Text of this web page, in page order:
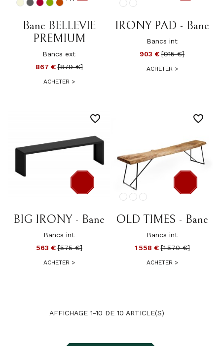
Banc BELLEVIE
PREMIUM
Bancs ext
867 €[879 €]
ACHETER >
IRONY PAD - Banc
Bancs int
903 € [915 €]
ACHETER >
BIG IRONY - Banc
Bancs int
563 €[575 €]
ACHETER >
favorite_border
OLD TIMES - Banc
Bancs int
1 558 €[1 570 €]
ACHETER >
favorite_border
AFFICHAGE 1-10 DE 10 ARTICLE(S)
Créer une liste d'envies ×